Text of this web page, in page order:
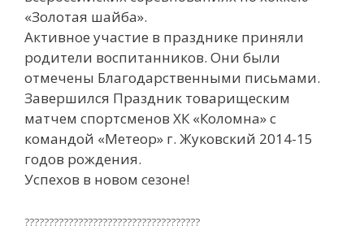
«Золотая шайба».
Активное участие в празднике приняли
родители воспитанников. Они были
отмечены Благодарственными письмами.
Завершился Праздник товарищеским
матчем спортсменов ХК «Коломна» с
командой «Метеор» г. Жуковский 2014-15
годов рождения.
Успехов в новом сезоне!
????????????????????????????????????